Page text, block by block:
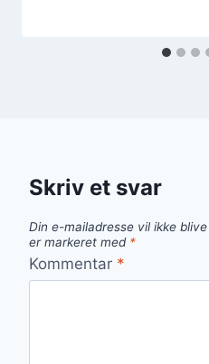
Skriv et svar
Din e-mailadresse vil ikke
er markeret med *
Kommentar *